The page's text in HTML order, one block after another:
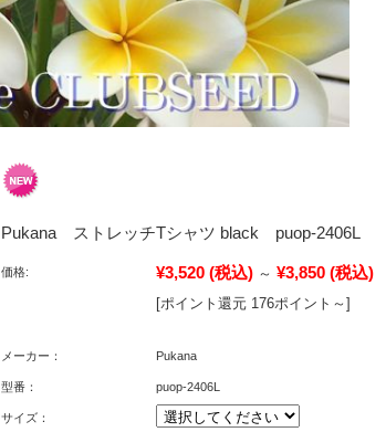
Pukana ストレッチTシャツ black puop-2406L
価格: ¥3,520 (税込) ～ ¥3,850 (税込)
[ポイント還元 176ポイント～]
メーカー： Pukana
型番： puop-2406L
サイズ：